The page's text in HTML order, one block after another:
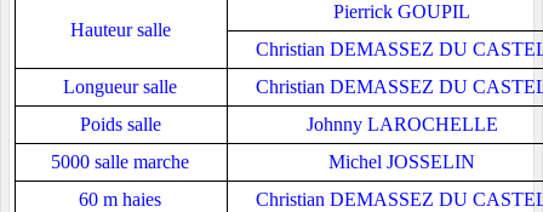
Hauteur salle
Pierrick GOUPIL
Christian DEMASSEZ DU
Longueur salle
Christian DEMASSEZ DU
Poids salle
Johnny LAROCHELLE
5000 salle marche
Michel JOSSELIN
60 m haies
Christian DEMASSEZ DU